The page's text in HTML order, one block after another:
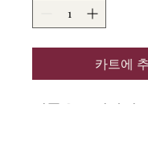
카트에
제품을 소개하세